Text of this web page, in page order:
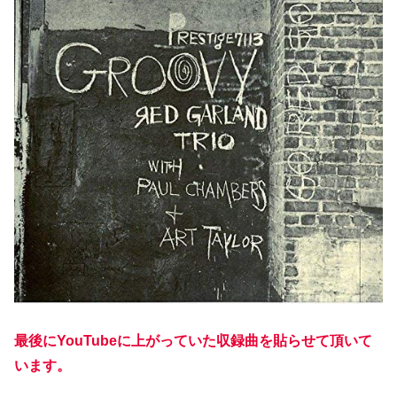
最後にYouTubeに上がっていた収録曲を貼らせて頂いて
います。